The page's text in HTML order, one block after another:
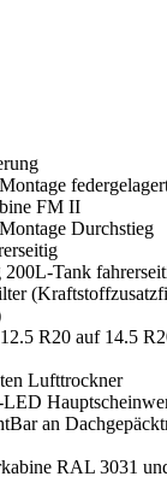
FM II
Durchstieg
200L-Tank
R20 auf 14.5
Lufttrockner
an
RAL 3031